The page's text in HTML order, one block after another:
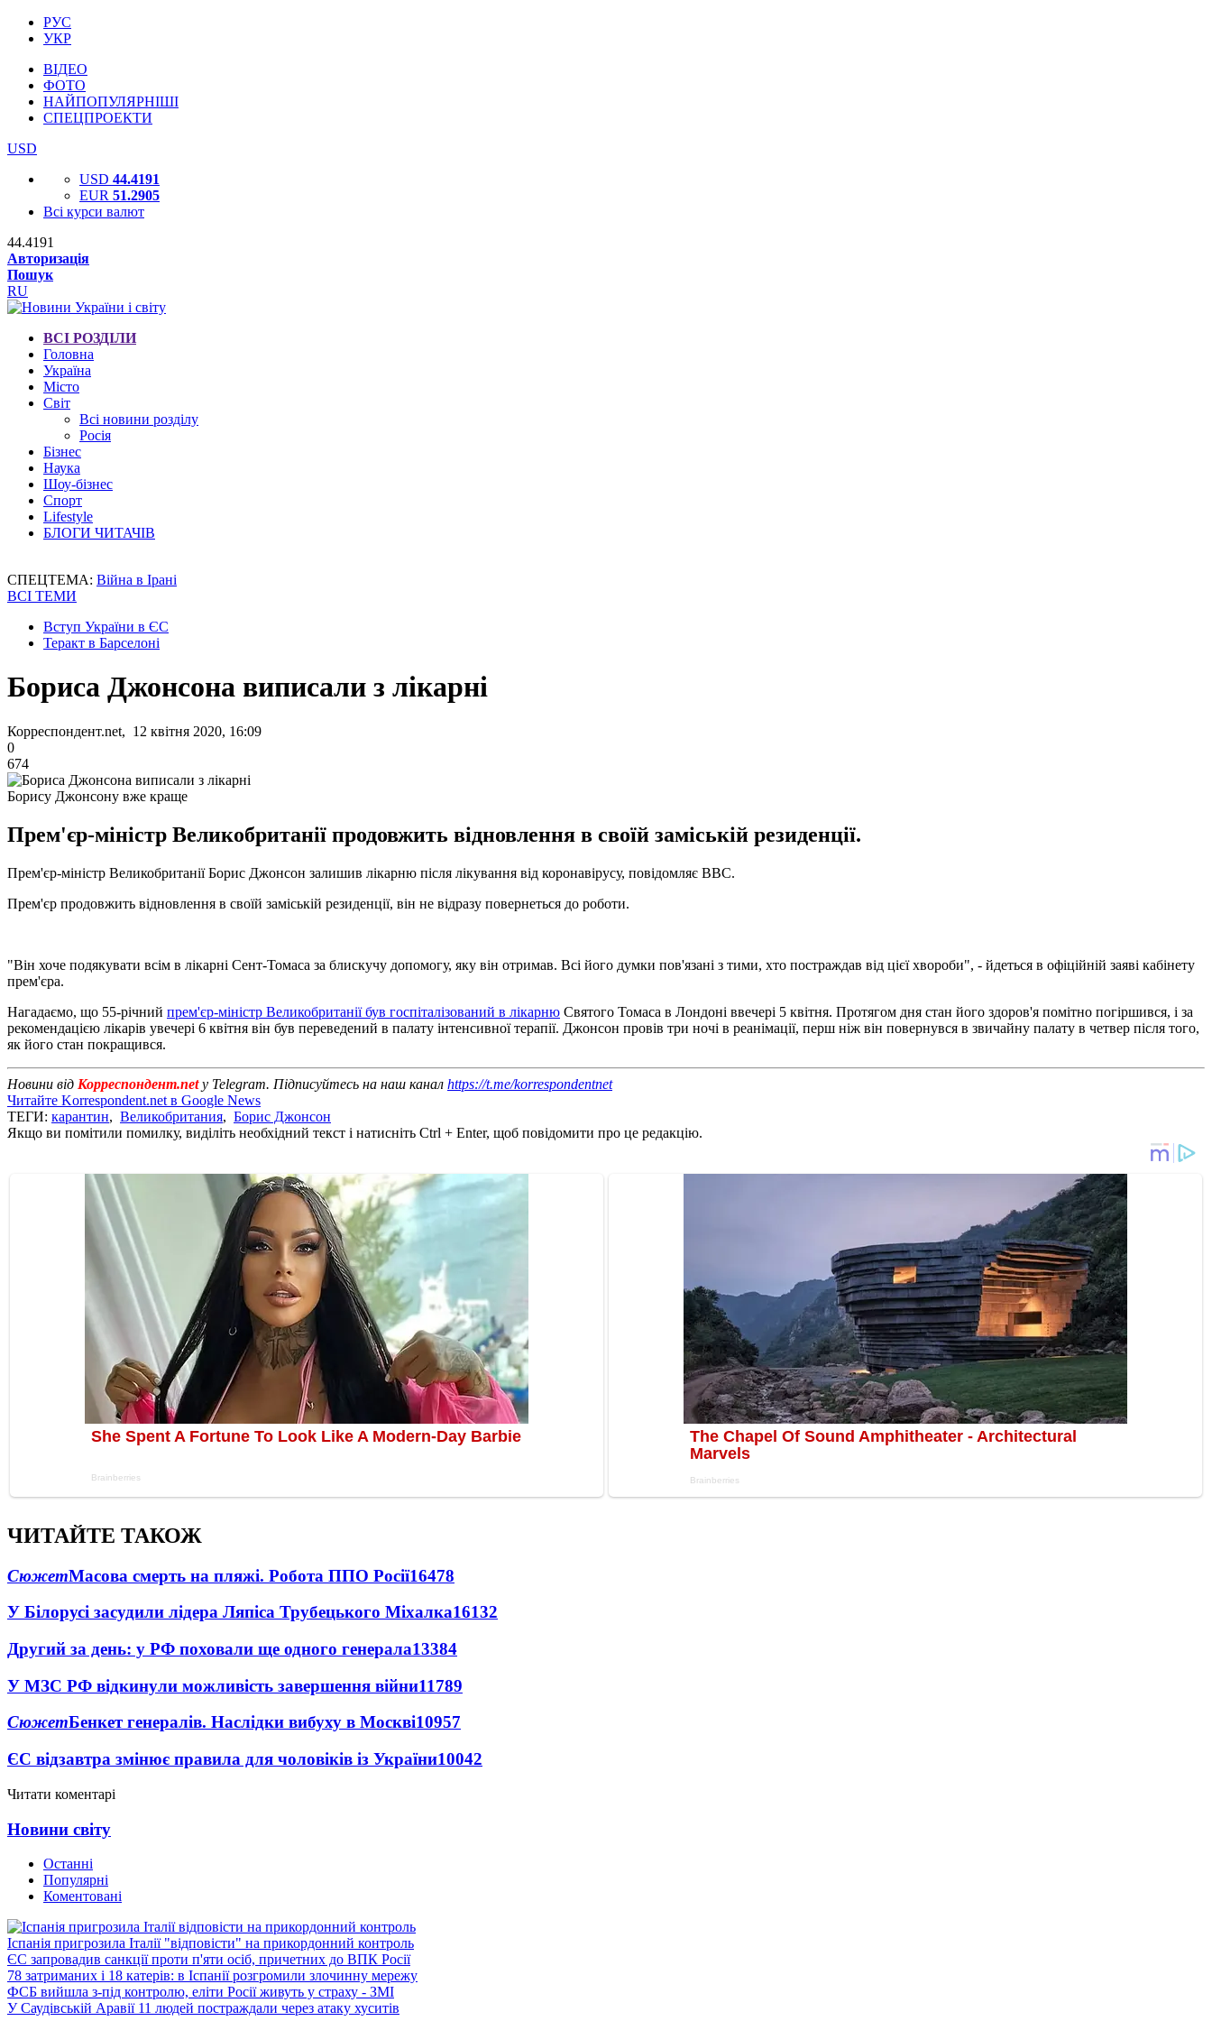
РУС
УКР
ВІДЕО
ФОТО
НАЙПОПУЛЯРНІШІ
СПЕЦПРОЕКТИ
USD
USD 44.4191
EUR 51.2905
Всі курси валют
44.4191
Авторизація
Пошук
RU
ВСІ РОЗДІЛИ
Головна
Україна
Місто
Світ
Всі новини розділу
Росія
Бізнес
Наука
Шоу-бізнес
Спорт
Lifestyle
БЛОГИ ЧИТАЧІВ
СПЕЦТЕМА: Війна в Ірані
ВСІ ТЕМИ
Вступ України в ЄС
Теракт в Барселоні
Бориса Джонсона виписали з лікарні
Корреспондент.net, 12 квітня 2020, 16:09
0
674
Борису Джонсону вже краще
Прем'єр-міністр Великобританії продовжить відновлення в своїй заміській резиденції.
Прем'єр-міністр Великобританії Борис Джонсон залишив лікарню після лікування від коронавірусу, повідомляє BBC.
Прем'єр продовжить відновлення в своїй заміській резиденції, він не відразу повернеться до роботи.
"Він хоче подякувати всім в лікарні Сент-Томаса за блискучу допомогу, яку він отримав. Всі його думки пов'язані з тими, хто постраждав від цієї хвороби", - йдеться в офіційній заяві кабінету
прем'єра.
Нагадаємо, що 55-річний прем'єр-міністр Великобританії був госпіталізований в лікарню Святого Томаса в Лондоні ввечері 5 квітня. Протягом дня стан його здоров'я помітно погіршився, і за
рекомендацією лікарів увечері 6 квітня він був переведений в палату інтенсивної терапії. Джонсон провів три ночі в реанімації, перш ніж він повернувся в звичайну палату в четвер після того,
як його стан покращився.
Новини від Корреспондент.netу Telegram. Підписуйтесь на наш канал https://t.me/korrespondentnet
Читайте Korrespondent.net в Google News
ТЕГИ: карантин, Великобритания, Борис Джонсон
Якщо ви помітили помилку, виділіть необхідний текст і натисніть Ctrl + Enter, щоб повідомити про це редакцію.
ЧИТАЙТЕ ТАКОЖ
СюжетМасова смерть на пляжі. Робота ППО Росії16478
У Білорусі засудили лідера Ляпіса Трубецького Міхалка16132
Другий за день: у РФ поховали ще одного генерала13384
У МЗС РФ відкинули можливість завершення війни11789
СюжетБенкет генералів. Наслідки вибуху в Москві10957
ЄС відзавтра змінює правила для чоловіків із України10042
Читати коментарі
Новини світу
Останні
Популярні
Коментовані
Іспанія пригрозила Італії "відповісти" на прикордонний контроль
ЄС запровадив санкції проти п'яти осіб, причетних до ВПК Росії
78 затриманих і 18 катерів: в Іспанії розгромили злочинну мережу
ФСБ вийшла з-під контролю, еліти Росії живуть у страху - ЗМІ
У Саудівській Аравії 11 людей постраждали через атаку хуситів